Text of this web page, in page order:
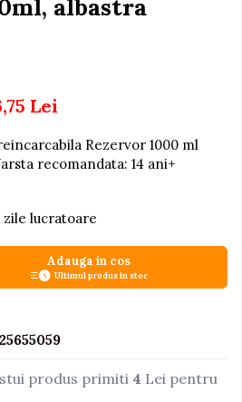
albastra
Lei
Rezervor 1000 ml
recomandata: 14 ani+
zile lucratoare
Adauga in cos
Ultimul produs in stoc
produs primiti 4 Lei pentru